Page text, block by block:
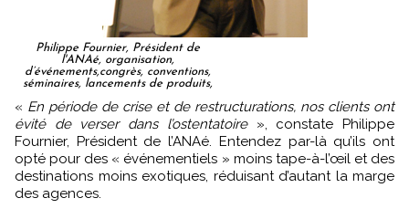
Philippe Fournier, Président de
l'ANAé, organisation,
d’événements,congrès, conventions,
séminaires, lancements de produits,
« En période de crise et de restructurations, nos clients ont
évité de verser dans l’ostentatoire», constate Philippe
Fournier, Président de l’ANAé. Entendez par-là qu’ils ont
opté pour des « événementiels » moins tape-à-l’œil et des
destinations moins exotiques, réduisant d’autant la marge
des agences.